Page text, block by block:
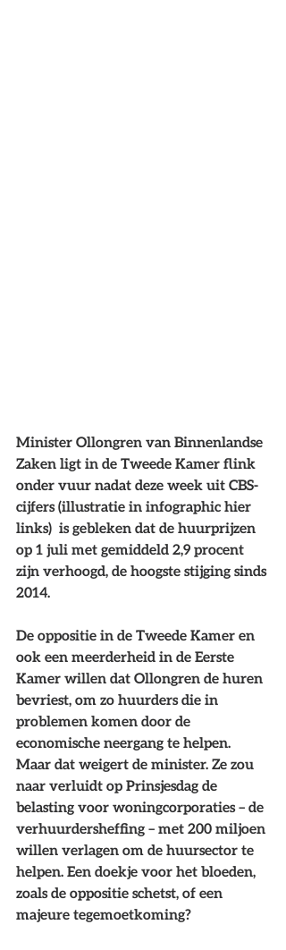
Minister Ollongren van Binnenlandse
Zaken ligt in de Tweede Kamer flink
onder vuur nadat deze week uit CBS-
cijfers (illustratie in infographic hier
links)  is gebleken dat de huurprijzen
op 1 juli met gemiddeld 2,9 procent
zijn verhoogd, de hoogste stijging sinds
2014.
De oppositie in de Tweede Kamer en
ook een meerderheid in de Eerste
Kamer willen dat Ollongren de huren
bevriest, om zo huurders die in
problemen komen door de
economische neergang te helpen.
Maar dat weigert de minister. Ze zou
naar verluidt op Prinsjesdag de
belasting voor woningcorporaties – de
verhuurdersheffing – met 200 miljoen
willen verlagen om de huursector te
helpen. Een doekje voor het bloeden,
zoals de oppositie schetst, of een
majeure tegemoetkoming?